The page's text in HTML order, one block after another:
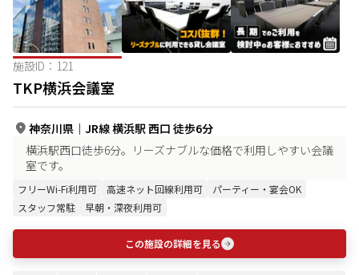
施設ID： 121
TKP横浜会議室
神奈川県 ｜ JR線 横浜駅 西口 徒歩6分
横浜駅西口徒歩6分。リーズナブルな価格で利用しやすい会議
室です。
フリーWi-Fi利用可 高速ネット回線利用可
パーティー・宴会OK
スタッフ常駐
早朝・深夜利用可
この施設の詳細を見る